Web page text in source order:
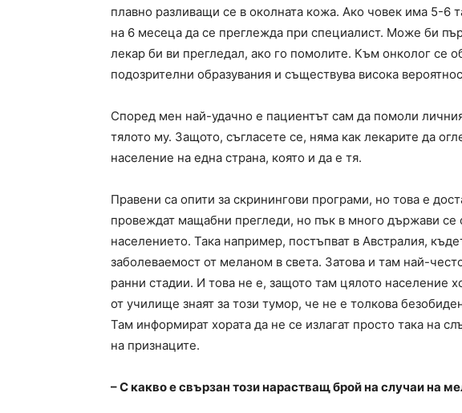
плавно разливащи се в околната кожа. Ако човек има 5-6
на 6 месеца да се преглежда при специалист. Може би
лекар би ви прегледал, ако го помолите. Към онколог се
подозрителни образувания и съществува висока
Според мен най-удачно е пациентът сам да помоли
тялото му. Защото, съгласете се, няма как лекарите да
население на една страна, която и да е тя.
Правени са опити за скринингови програми, но това е
провеждат мащабни прегледи, но пък в много държави се
населението. Така например, постъпват в Австралия,
заболеваемост от меланом в света. Затова и там най-
ранни стадии. И това не е, защото там цялото население
от училище знаят за този тумор, че не е толкова
Там информират хората да не се излагат просто така на
на признаците.
– С какво е свързан този нарастващ брой на случаи на